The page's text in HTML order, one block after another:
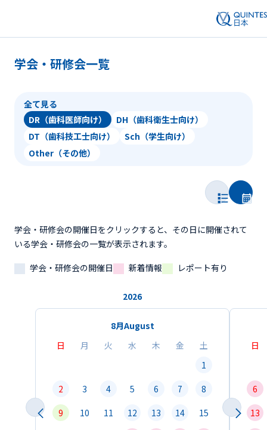
学会・研修会一覧
全て見る
DR（歯科医師向け）
DH（歯科衛生士向け）
DT（歯科技工士向け）
Sch（学生向け）
Other（その他）
学会・研修会の開催日をクリックすると、その日に開催されて
いる学会・研修会の一覧が表示されます。
学会・研修会の開催日
新着情報 レポート有り
2026
8月August
日
月 火 水 木 金
土
1
2
3 4 5 6 7
8
9
10 11 12 13 14
15
日
6
13